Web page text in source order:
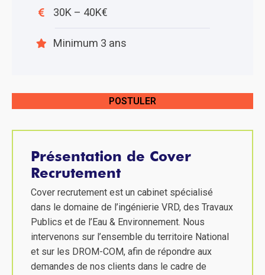
Présentation de Cover
Recrutement
Cover recrutement est un cabinet spécialisé
dans le domaine de l’ingénierie VRD, des Travaux
Publics et de l’Eau & Environnement. Nous
intervenons sur l’ensemble du territoire National
et sur les DROM-COM, afin de répondre aux
demandes de nos clients dans le cadre de
30K – 40K€
Minimum 3 ans
POSTULER